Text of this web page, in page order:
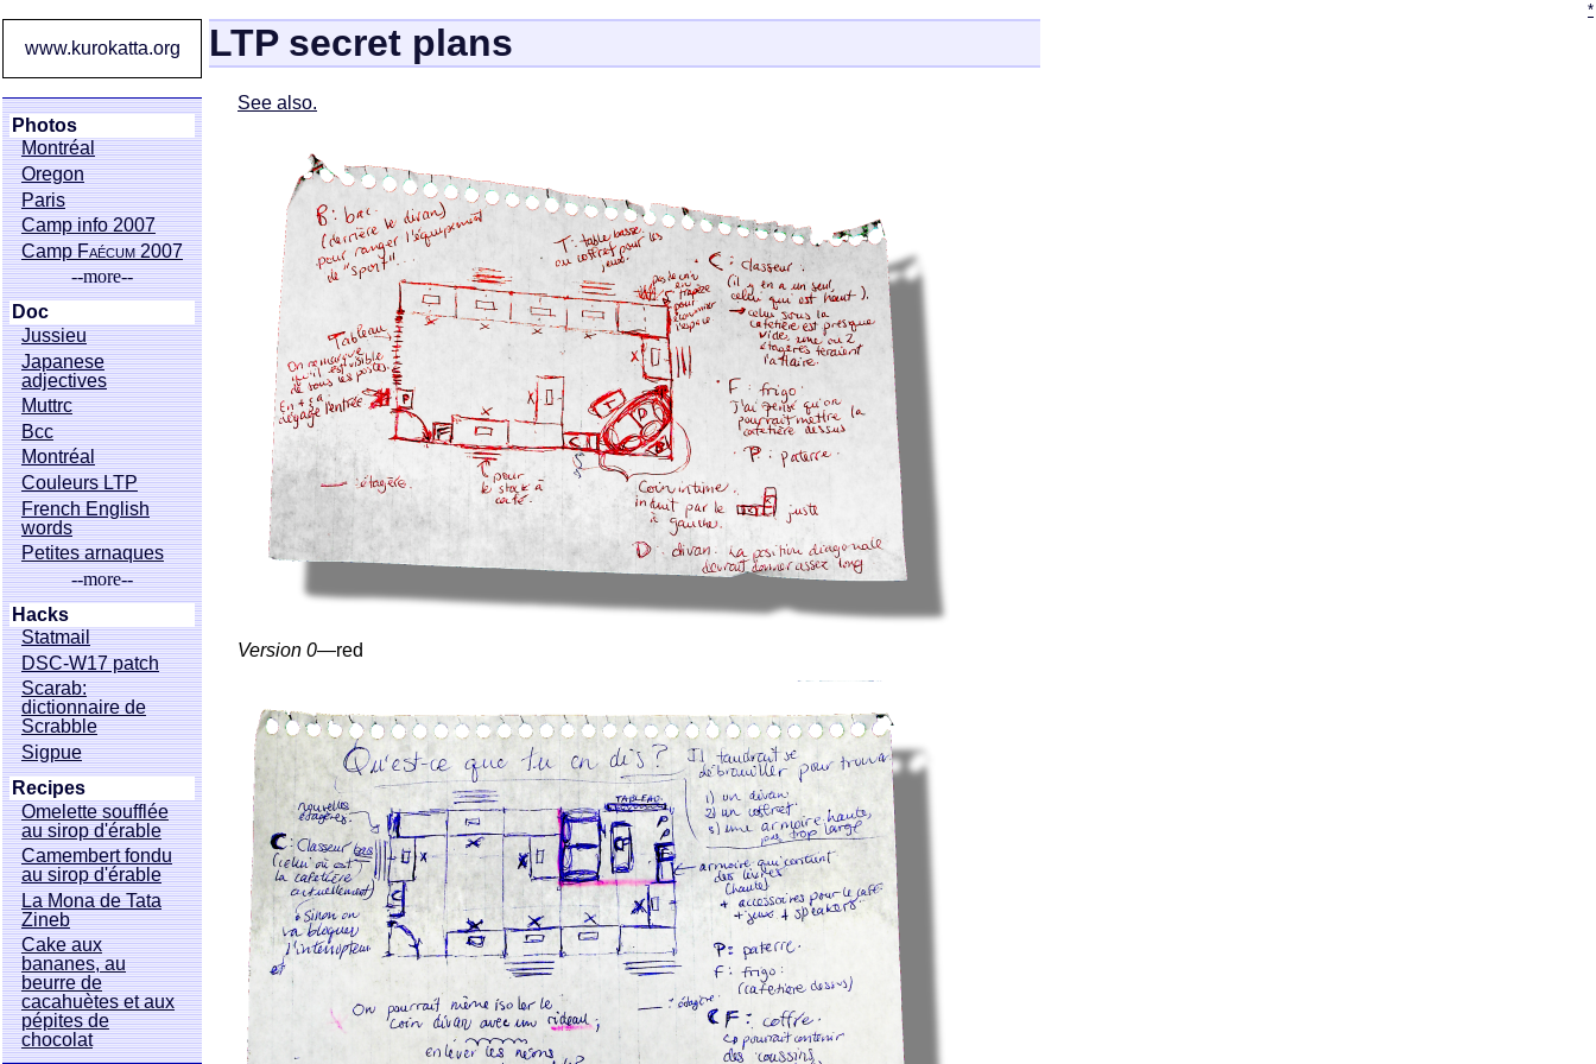
LTP secret plans
See also.
Version 0—red
www.kurokatta.org
Photos
Montréal
Oregon
Paris
Camp info 2007
CampFaécum2007
--more--
Doc
Jussieu
Japanese
adjectives
Muttrc
Bcc
Montréal
Couleurs LTP
French English
words
Petites arnaques
--more--
Hacks
Statmail
DSC-W17 patch
Scarab:
dictionnaire de
Scrabble
Sigpue
Recipes
Omelette soufflée
au sirop d'érable
Camembert fondu
au sirop d'érable
La Mona de Tata
Zineb
Cake aux
bananes, au
beurre de
cacahuètes et aux
pépites de
chocolat
*